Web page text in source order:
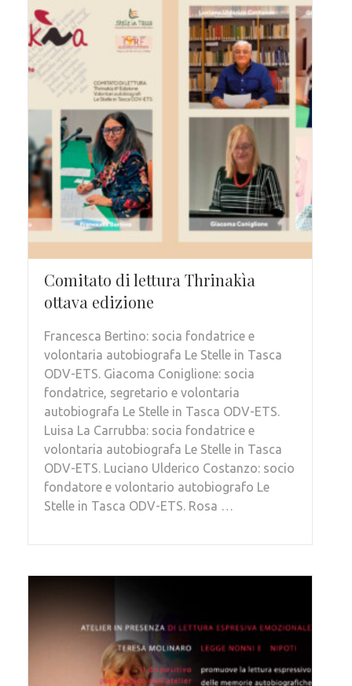
Comitato di lettura Thrinakìa
ottava edizione
Francesca Bertino: socia fondatrice e
volontaria autobiografa Le Stelle in Tasca
ODV-ETS. Giacoma Coniglione: socia
fondatrice, segretario e volontaria
autobiografa Le Stelle in Tasca ODV-ETS.
Luisa La Carrubba: socia fondatrice e
volontaria autobiografa Le Stelle in Tasca
ODV-ETS. Luciano Ulderico Costanzo: socio
fondatore e volontario autobiografo Le
Stelle in Tasca ODV-ETS. Rosa …